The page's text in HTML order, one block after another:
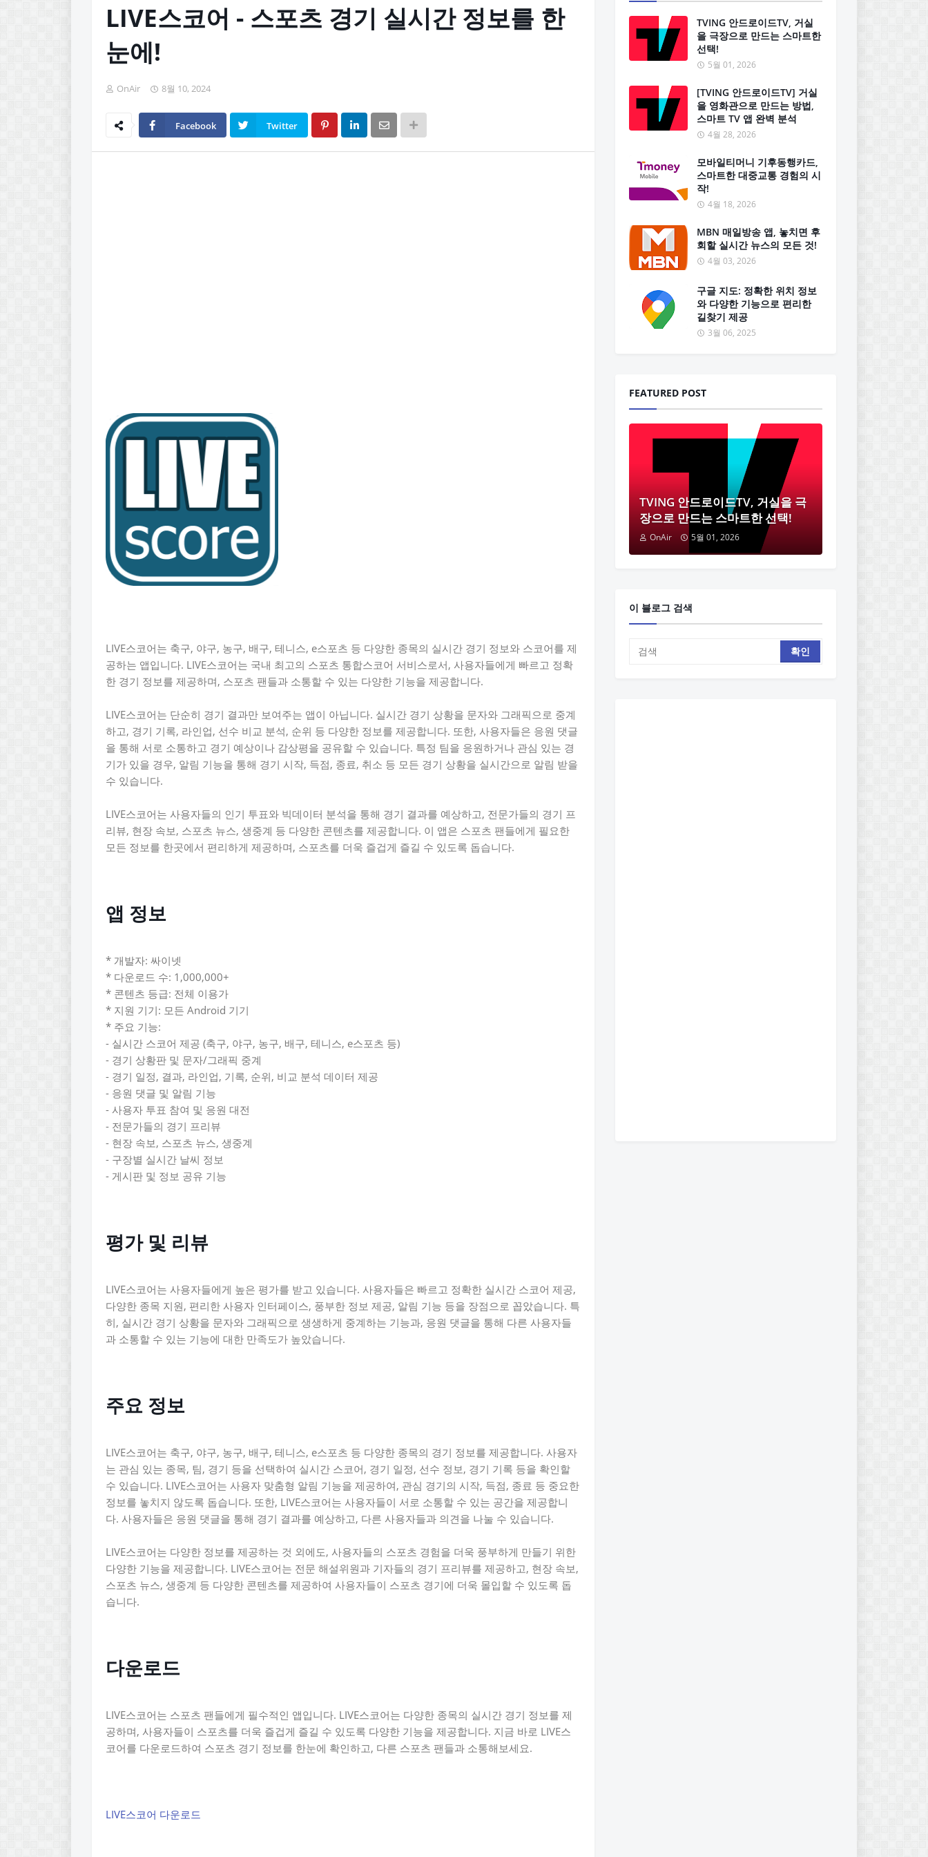
LIVE스코어 - 스포츠 경기 실시간 정보를 한
눈에!
OnAir 8월 10, 2024
Facebook Twitter
LIVE스코어는 축구, 야구, 농구, 배구, 테니스, e스포츠 등 다양한 종목의 실시간 경기 정보와 스코어를 제
공하는 앱입니다. LIVE스코어는 국내 최고의 스포츠 통합스코어 서비스로서, 사용자들에게 빠르고 정확
한 경기 정보를 제공하며, 스포츠 팬들과 소통할 수 있는 다양한 기능을 제공합니다.
LIVE스코어는 단순히 경기 결과만 보여주는 앱이 아닙니다. 실시간 경기 상황을 문자와 그래픽으로 중계
하고, 경기 기록, 라인업, 선수 비교 분석, 순위 등 다양한 정보를 제공합니다. 또한, 사용자들은 응원 댓글
을 통해 서로 소통하고 경기 예상이나 감상평을 공유할 수 있습니다. 특정 팀을 응원하거나 관심 있는 경
기가 있을 경우, 알림 기능을 통해 경기 시작, 득점, 종료, 취소 등 모든 경기 상황을 실시간으로 알림 받을
수 있습니다.
LIVE스코어는 사용자들의 인기 투표와 빅데이터 분석을 통해 경기 결과를 예상하고, 전문가들의 경기 프
리뷰, 현장 속보, 스포츠 뉴스, 생중계 등 다양한 콘텐츠를 제공합니다. 이 앱은 스포츠 팬들에게 필요한
모든 정보를 한곳에서 편리하게 제공하며, 스포츠를 더욱 즐겁게 즐길 수 있도록 돕습니다.
앱 정보
* 개발자: 싸이넷
* 다운로드 수: 1,000,000+
* 콘텐츠 등급: 전체 이용가
* 지원 기기: 모든 Android 기기
* 주요 기능:
- 실시간 스코어 제공 (축구, 야구, 농구, 배구, 테니스, e스포츠 등)
- 경기 상황판 및 문자/그래픽 중계
- 경기 일정, 결과, 라인업, 기록, 순위, 비교 분석 데이터 제공
- 응원 댓글 및 알림 기능
- 사용자 투표 참여 및 응원 대전
- 전문가들의 경기 프리뷰
- 현장 속보, 스포츠 뉴스, 생중계
- 구장별 실시간 날씨 정보
- 게시판 및 정보 공유 기능
평가 및 리뷰
LIVE스코어는 사용자들에게 높은 평가를 받고 있습니다. 사용자들은 빠르고 정확한 실시간 스코어 제공,
다양한 종목 지원, 편리한 사용자 인터페이스, 풍부한 정보 제공, 알림 기능 등을 장점으로 꼽았습니다. 특
히, 실시간 경기 상황을 문자와 그래픽으로 생생하게 중계하는 기능과, 응원 댓글을 통해 다른 사용자들
과 소통할 수 있는 기능에 대한 만족도가 높았습니다.
주요 정보
LIVE스코어는 축구, 야구, 농구, 배구, 테니스, e스포츠 등 다양한 종목의 경기 정보를 제공합니다. 사용자
는 관심 있는 종목, 팀, 경기 등을 선택하여 실시간 스코어, 경기 일정, 선수 정보, 경기 기록 등을 확인할
수 있습니다. LIVE스코어는 사용자 맞춤형 알림 기능을 제공하여, 관심 경기의 시작, 득점, 종료 등 중요한
정보를 놓치지 않도록 돕습니다. 또한, LIVE스코어는 사용자들이 서로 소통할 수 있는 공간을 제공합니
다. 사용자들은 응원 댓글을 통해 경기 결과를 예상하고, 다른 사용자들과 의견을 나눌 수 있습니다.
LIVE스코어는 다양한 정보를 제공하는 것 외에도, 사용자들의 스포츠 경험을 더욱 풍부하게 만들기 위한
다양한 기능을 제공합니다. LIVE스코어는 전문 해설위원과 기자들의 경기 프리뷰를 제공하고, 현장 속보,
스포츠 뉴스, 생중계 등 다양한 콘텐츠를 제공하여 사용자들이 스포츠 경기에 더욱 몰입할 수 있도록 돕
습니다.
다운로드
LIVE스코어는 스포츠 팬들에게 필수적인 앱입니다. LIVE스코어는 다양한 종목의 실시간 경기 정보를 제
공하며, 사용자들이 스포츠를 더욱 즐겁게 즐길 수 있도록 다양한 기능을 제공합니다. 지금 바로 LIVE스
코어를 다운로드하여 스포츠 경기 정보를 한눈에 확인하고, 다른 스포츠 팬들과 소통해보세요.
LIVE스코어 다운로드
TVING 안드로이드TV, 거실
을 극장으로 만드는 스마트한
선택!
5월 01, 2026
[TVING 안드로이드TV] 거실
을 영화관으로 만드는 방법,
스마트 TV 앱 완벽 분석
4월 28, 2026
모바일티머니 기후동행카드,
스마트한 대중교통 경험의 시
작!
4월 18, 2026
MBN 매일방송 앱, 놓치면 후
회할 실시간 뉴스의 모든 것!
4월 03, 2026
구글 지도: 정확한 위치 정보
와 다양한 기능으로 편리한
길찾기 제공
3월 06, 2025
FEATURED POST
TVING 안드로이드TV, 거실을 극
장으로 만드는 스마트한 선택!
OnAir 5월 01, 2026
이 블로그 검색